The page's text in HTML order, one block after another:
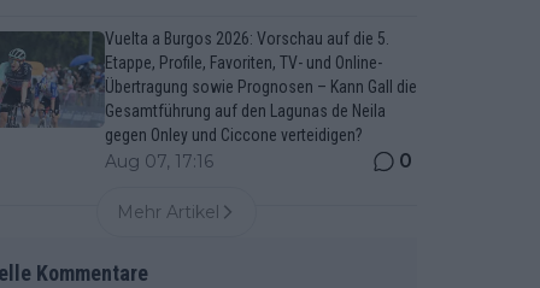
Vuelta a Burgos 2026: Vorschau auf die 5.
Etappe, Profile, Favoriten, TV- und Online-
Übertragung sowie Prognosen – Kann Gall die
Gesamtführung auf den Lagunas de Neila
gegen Onley und Ciccone verteidigen?
Aug 07, 17:16 0
Mehr Artikel
Kommentare